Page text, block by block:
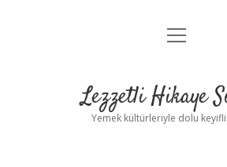
Anasayfa
Yasal Uyarı
menüyü
Lezzetli Hikaye
Yemek kültürleriyle dolu